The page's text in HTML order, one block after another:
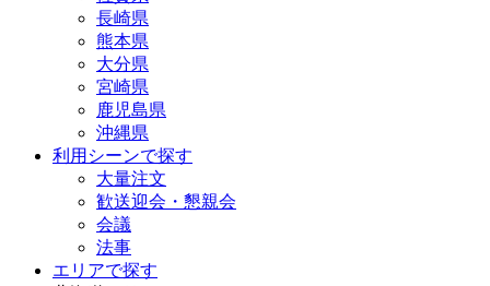
長崎県
熊本県
大分県
宮崎県
鹿児島県
沖縄県
利用シーンで探す
大量注文
歓送迎会・懇親会
会議
法事
エリアで探す